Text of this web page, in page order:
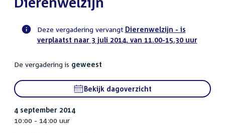
Voortgangsstatus
activiteit
Deze vergadering vervangt Dierenwelzijn - is
verplaatst naar 3 juli 2014, van 11.00-15.30 uur
De vergadering is geweest
Bekijk dagoverzicht
4 september 2014
10:00 - 14:00 uur